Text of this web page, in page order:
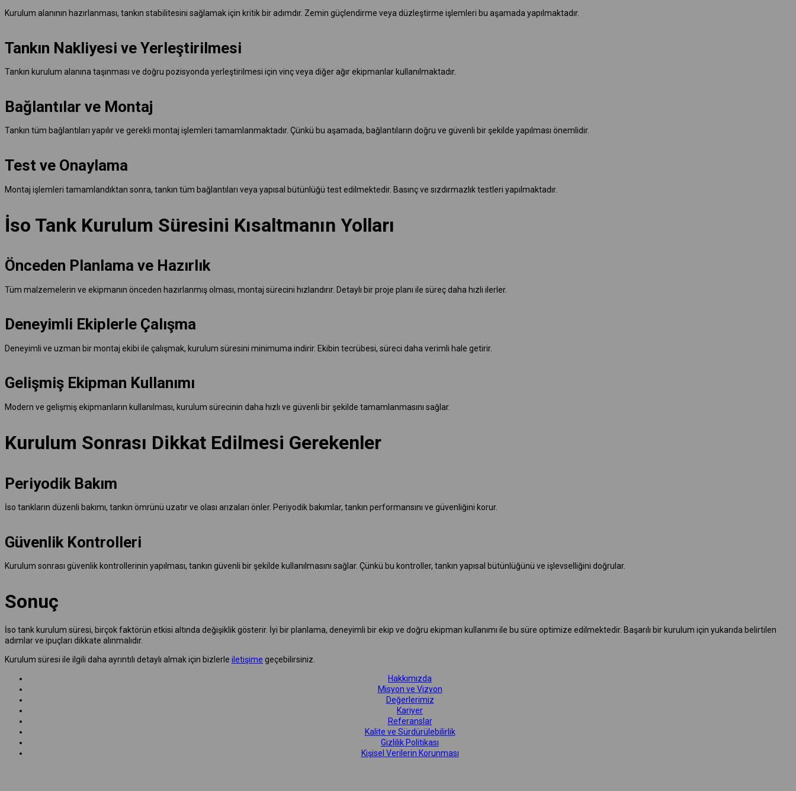
Kurulum alanının hazırlanması, tankın stabilitesini sağlamak için kritik bir adımdır. Zemin güçlendirme veya düzleştirme işlemleri bu aşamada yapılmaktadır.
Tankın Nakliyesi ve Yerleştirilmesi
Tankın kurulum alanına taşınması ve doğru pozisyonda yerleştirilmesi için vinç veya diğer ağır ekipmanlar kullanılmaktadır.
Bağlantılar ve Montaj
Tankın tüm bağlantıları yapılır ve gerekli montaj işlemleri tamamlanmaktadır. Çünkü bu aşamada, bağlantıların doğru ve güvenli bir şekilde yapılması önemlidir.
Test ve Onaylama
Montaj işlemleri tamamlandıktan sonra, tankın tüm bağlantıları veya yapısal bütünlüğü test edilmektedir. Basınç ve sızdırmazlık testleri yapılmaktadır.
İso Tank Kurulum Süresini Kısaltmanın Yolları
Önceden Planlama ve Hazırlık
Tüm malzemelerin ve ekipmanın önceden hazırlanmış olması, montaj sürecini hızlandırır. Detaylı bir proje planı ile süreç daha hızlı ilerler.
Deneyimli Ekiplerle Çalışma
Deneyimli ve uzman bir montaj ekibi ile çalışmak, kurulum süresini minimuma indirir. Ekibin tecrübesi, süreci daha verimli hale getirir.
Gelişmiş Ekipman Kullanımı
Modern ve gelişmiş ekipmanların kullanılması, kurulum sürecinin daha hızlı ve güvenli bir şekilde tamamlanmasını sağlar.
Kurulum Sonrası Dikkat Edilmesi Gerekenler
Periyodik Bakım
İso tankların düzenli bakımı, tankın ömrünü uzatır ve olası arızaları önler. Periyodik bakımlar, tankın performansını ve güvenliğini korur.
Güvenlik Kontrolleri
Kurulum sonrası güvenlik kontrollerinin yapılması, tankın güvenli bir şekilde kullanılmasını sağlar. Çünkü bu kontroller, tankın yapısal bütünlüğünü ve işlevselliğini doğrular.
Sonuç
İso tank kurulum süresi, birçok faktörün etkisi altında değişiklik gösterir. İyi bir planlama, deneyimli bir ekip ve doğru ekipman kullanımı ile bu süre optimize edilmektedir. Başarılı bir kurulum için yukarıda belirtilen
adımlar ve ipuçları dikkate alınmalıdır.
Kurulum süresi ile ilgili daha ayrıntılı detaylı almak için bizlerle iletişime geçebilirsiniz.
Hakkımızda
Misyon ve Vizyon
Değerlerimiz
Kariyer
Referanslar
Kalite ve Sürdürülebilirlik
Gizlilik Politikası
Kişisel Verilerin Korunması